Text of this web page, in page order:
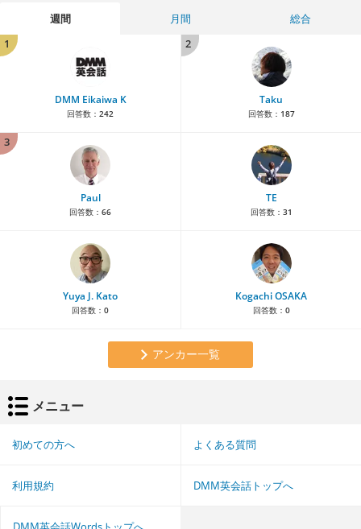
週間 月間
総合
1
DMM Eikaiwa K
回答数： 242
2
Taku
回答数： 187
3
Paul
回答数： 66
TE
回答数： 31
Yuya J. Kato
回答数： 0
Kogachi OSAKA
回答数： 0
アンカー一覧
メニュー
初めての方へ よくある質問
利用規約 DMM英会話トップへ